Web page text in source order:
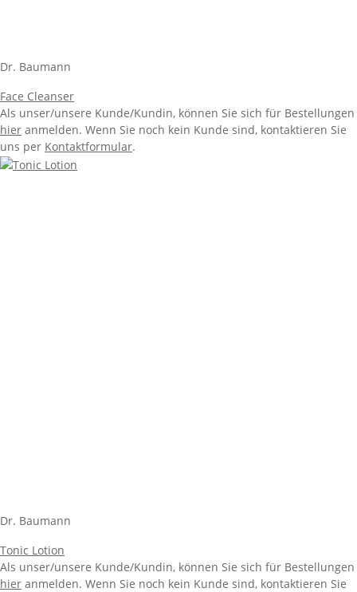
Dr. Baumann
Face Cleanser
Als unser/unsere Kunde/Kundin, können Sie sich für Bestellungen
hier anmelden. Wenn Sie noch kein Kunde sind, kontaktieren Sie
uns per Kontaktformular.
Dr. Baumann
Tonic Lotion
Als unser/unsere Kunde/Kundin, können Sie sich für Bestellungen
hier anmelden. Wenn Sie noch kein Kunde sind, kontaktieren Sie